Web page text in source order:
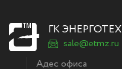
ГК
sale@etmz.ru
Адес офиса